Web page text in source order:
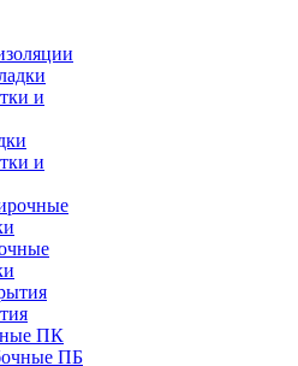
и
ПК
ПБ